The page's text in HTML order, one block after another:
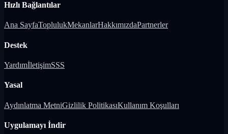
Hızlı Bağlantılar
Ana SayfaToplulukMekanlarHakkımızdaPartnerler
Destek
YardımİletişimSSS
Yasal
Aydınlatma MetniGizlilik PolitikasıKullanım Koşulları
Uygulamayı İndir